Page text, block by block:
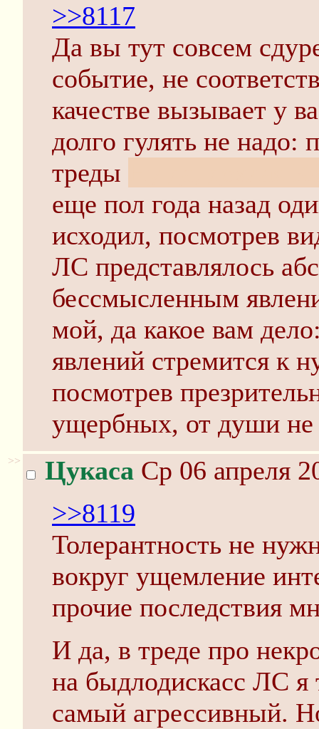
>>8117
Да вы тут совсем
событие, не
качестве вызывает у
долго гулять не надо:
треды
еще пол года назад
исходил, посмотрев
ЛС представлялось
бессмысленным
мой, да какое вам
явлений стремится к
посмотрев
ущербных, от души не
>> Цукаса Ср 06 апреля
>>8119
Толерантность не
вокруг ущемление
прочие последствия
И да, в треде про
на быдлодискасс ЛС я
самый агрессивный.